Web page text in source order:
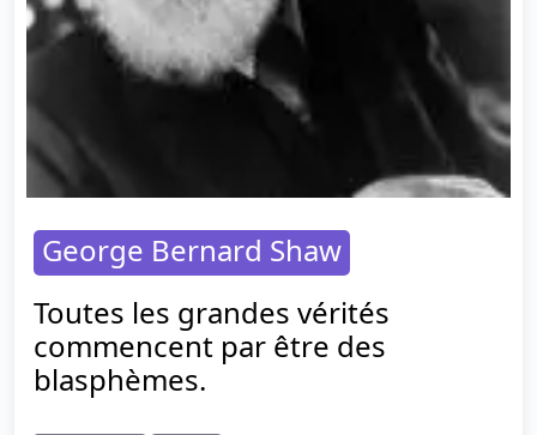
George Bernard Shaw
Toutes les grandes vérités
commencent par être des
blasphèmes.